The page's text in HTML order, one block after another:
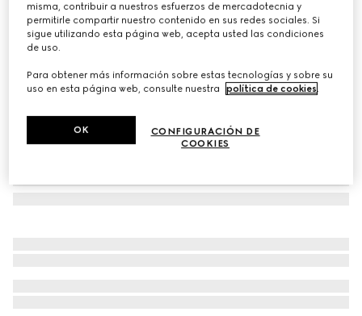
Correa elástica para equipaje con tribanda Web
Variacioneslona verde y roja
misma, contribuir a nuestros esfuerzos de mercadotecnia y
permitirle compartir nuestro contenido en sus redes sociales. Si
sigue utilizando esta página web, acepta usted las condiciones
de uso.
Para obtener más información sobre estas tecnologías y sobre su
uso en esta página web, consulte nuestra
política de cookies.
CONFIGURACIÓN DE
COOKIES
OK